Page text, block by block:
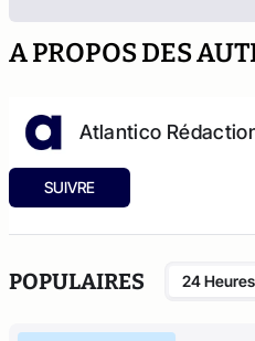
A PROPOS DES
Atlantico
SUIVRE
POPULAIRES 24 Heures